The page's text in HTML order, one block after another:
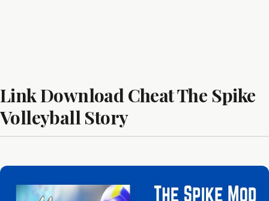
Link Download Cheat The Spike
Volleyball Story